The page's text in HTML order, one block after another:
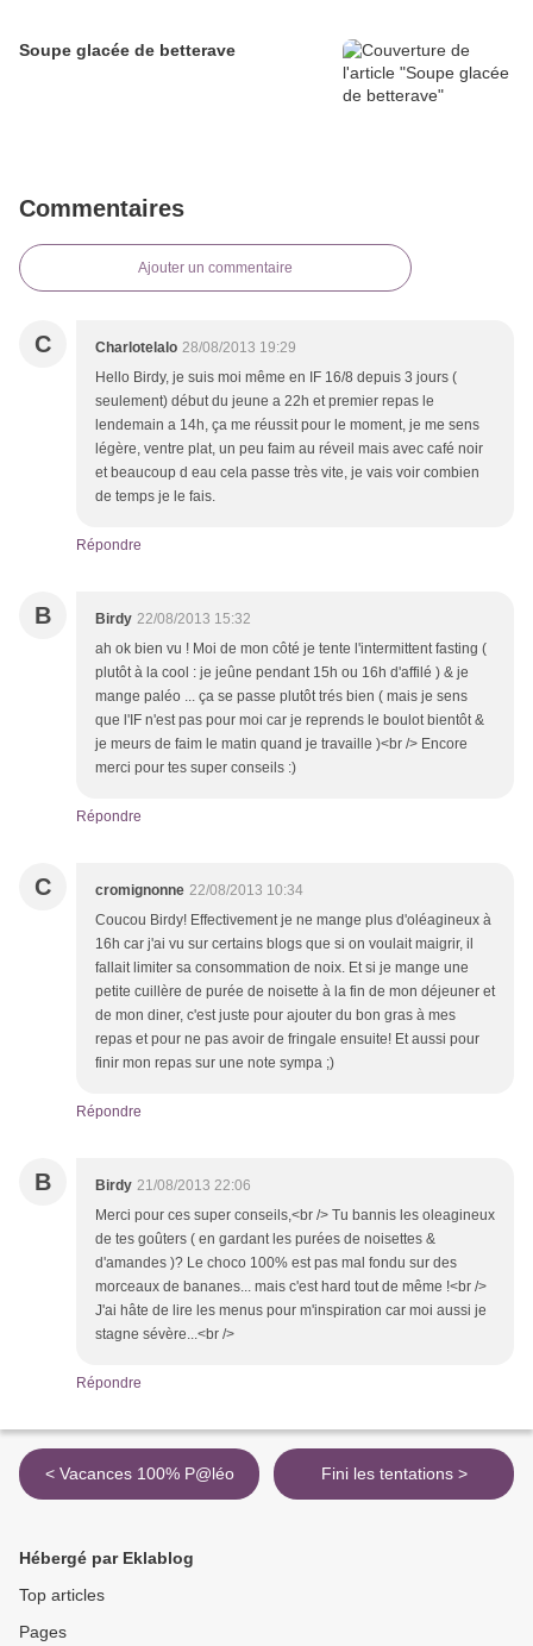
Soupe glacée de betterave
Commentaires
Ajouter un commentaire
C Charlotelalo 28/08/2013 19:29
Hello Birdy, je suis moi même en IF 16/8 depuis 3 jours (
seulement) début du jeune a 22h et premier repas le
lendemain a 14h, ça me réussit pour le moment, je me sens
légère, ventre plat, un peu faim au réveil mais avec café noir
et beaucoup d eau cela passe très vite, je vais voir combien
de temps je le fais.
Répondre
B Birdy 22/08/2013 15:32
ah ok bien vu ! Moi de mon côté je tente l'intermittent fasting (
plutôt à la cool : je jeûne pendant 15h ou 16h d'affilé ) & je
mange paléo ... ça se passe plutôt trés bien ( mais je sens
que l'IF n'est pas pour moi car je reprends le boulot bientôt &
je meurs de faim le matin quand je travaille )<br /> Encore
merci pour tes super conseils :)
Répondre
C cromignonne 22/08/2013 10:34
Coucou Birdy! Effectivement je ne mange plus d'oléagineux à
16h car j'ai vu sur certains blogs que si on voulait maigrir, il
fallait limiter sa consommation de noix. Et si je mange une
petite cuillère de purée de noisette à la fin de mon déjeuner et
de mon diner, c'est juste pour ajouter du bon gras à mes
repas et pour ne pas avoir de fringale ensuite! Et aussi pour
finir mon repas sur une note sympa ;)
Répondre
B Birdy 21/08/2013 22:06
Merci pour ces super conseils,<br /> Tu bannis les oleagineux
de tes goûters ( en gardant les purées de noisettes &
d'amandes )? Le choco 100% est pas mal fondu sur des
morceaux de bananes... mais c'est hard tout de même !<br />
J'ai hâte de lire les menus pour m'inspiration car moi aussi je
stagne sévère...<br />
Répondre
< Vacances 100% P@léo Fini les tentations >
Hébergé par Eklablog
Top articles
Pages